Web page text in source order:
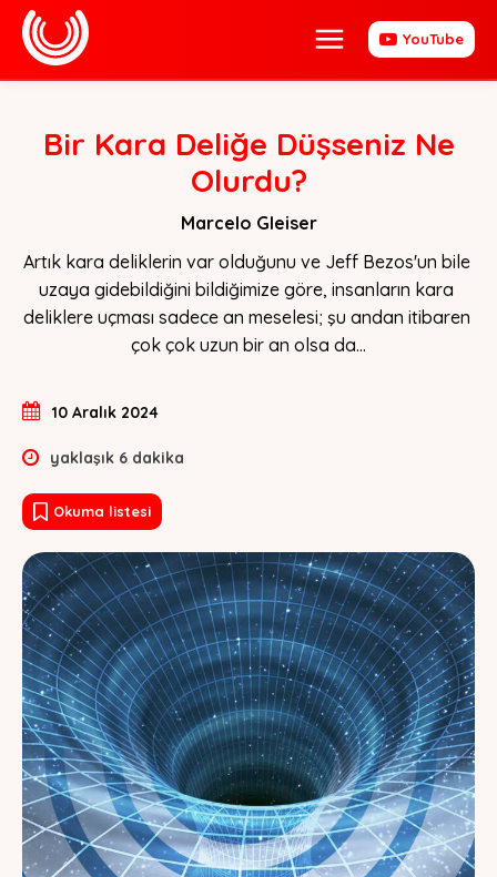
YouTube
Bir Kara Deliğe Düşseniz Ne
Olurdu?
Marcelo Gleiser
Artık kara deliklerin var olduğunu ve Jeff Bezos'un bile
uzaya gidebildiğini bildiğimize göre, insanların kara
deliklere uçması sadece an meselesi; şu andan itibaren
çok çok uzun bir an olsa da…
10 Aralık 2024
yaklaşık 6 dakika
Okuma listesi